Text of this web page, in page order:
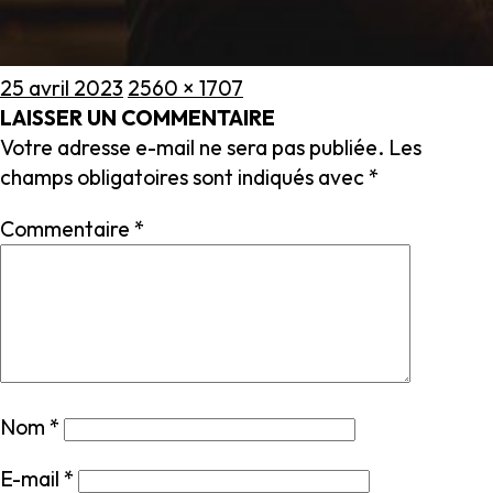
Publié
le
25 avril 2023 Taille
réelle
2560 × 1707
LAISSER UN COMMENTAIRE
Votre adresse e-mail ne sera pas publiée. Les
champs obligatoires sont indiqués avec*
Commentaire *
Nom *
E-mail *